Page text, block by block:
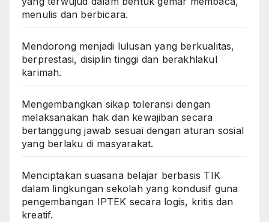
menulis dan berbicara.
Mendorong menjadi lulusan yang berkualitas,
berprestasi, disiplin tinggi dan berakhlakul
karimah.
Mengembangkan sikap toleransi dengan
melaksanakan hak dan kewajiban secara
bertanggung jawab sesuai dengan aturan sosial
yang berlaku di masyarakat.
Menciptakan suasana belajar berbasis TIK
dalam lingkungan sekolah yang kondusif guna
pengembangan IPTEK secara logis, kritis dan
kreatif.